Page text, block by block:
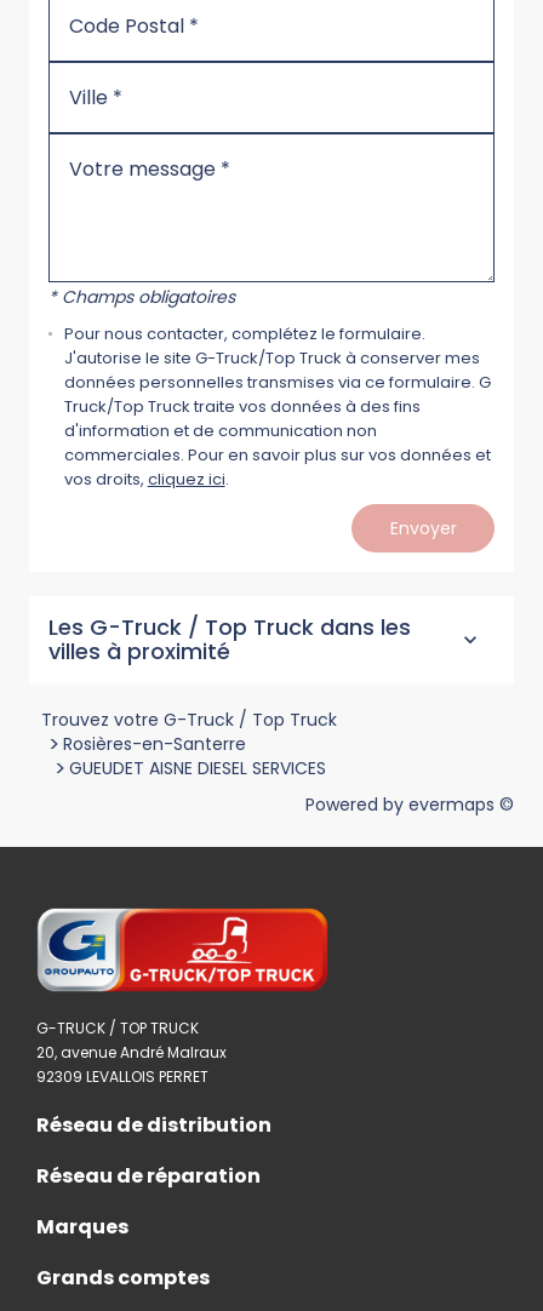
* Champs obligatoires
Pour nous contacter, complétez le formulaire.
J'autorise le site G-Truck/Top Truck à conserver mes
données personnelles transmises via ce formulaire. G
Truck/Top Truck traite vos données à des fins
d'information et de communication non
commerciales. Pour en savoir plus sur vos données et
vos droits, cliquez ici.
Envoyer
Les G-Truck / Top Truck dans les
villes à proximité
Trouvez votre G-Truck / Top Truck
> Rosières-en-Santerre
> GUEUDET AISNE DIESEL SERVICES
Powered by evermaps ©
G-TRUCK / TOP TRUCK
20, avenue André Malraux
92309 LEVALLOIS PERRET
Réseau de distribution
Réseau de réparation
Marques
Grands comptes